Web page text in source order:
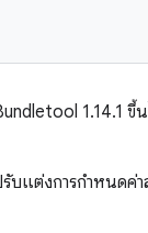
1.14.1
แต่งการกำหนดค่